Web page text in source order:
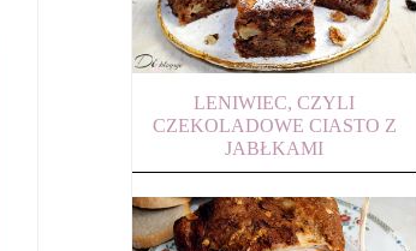
LENIWIEC, CZYLI
CZEKOLADOWE CIASTO Z
JABŁKAMI